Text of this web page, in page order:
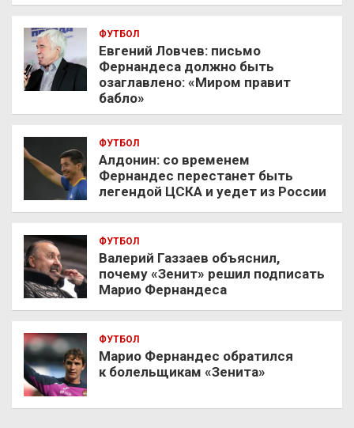
ФУТБОЛ
Евгений Ловчев: письмо
Фернандеса должно быть
озаглавлено: «Миром правит
бабло»
ФУТБОЛ
Алдонин: со временем
Фернандес перестанет быть
легендой ЦСКА и уедет из России
ФУТБОЛ
Валерий Газзаев объяснил,
почему «Зенит» решил подписать
Марио Фернандеса
ФУТБОЛ
Марио Фернандес обратился
к болельщикам «Зенита»